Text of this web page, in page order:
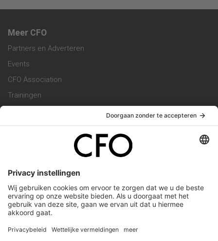
Meer CFO
Partners en Adverteren
Events
CFO Association
Trainingen
Vacatures
Service & Contact
Werken bij ons
Privacy Statement
Algemene Voorwaarden